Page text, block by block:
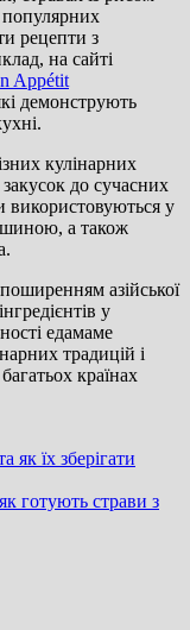
рецепти з
на сайті
Appétit
демонструють
кулінарних
до сучасних
використовуються у
а також
азійської
у
едамаме
традицій і
країнах
як їх зберігати
готують страви з